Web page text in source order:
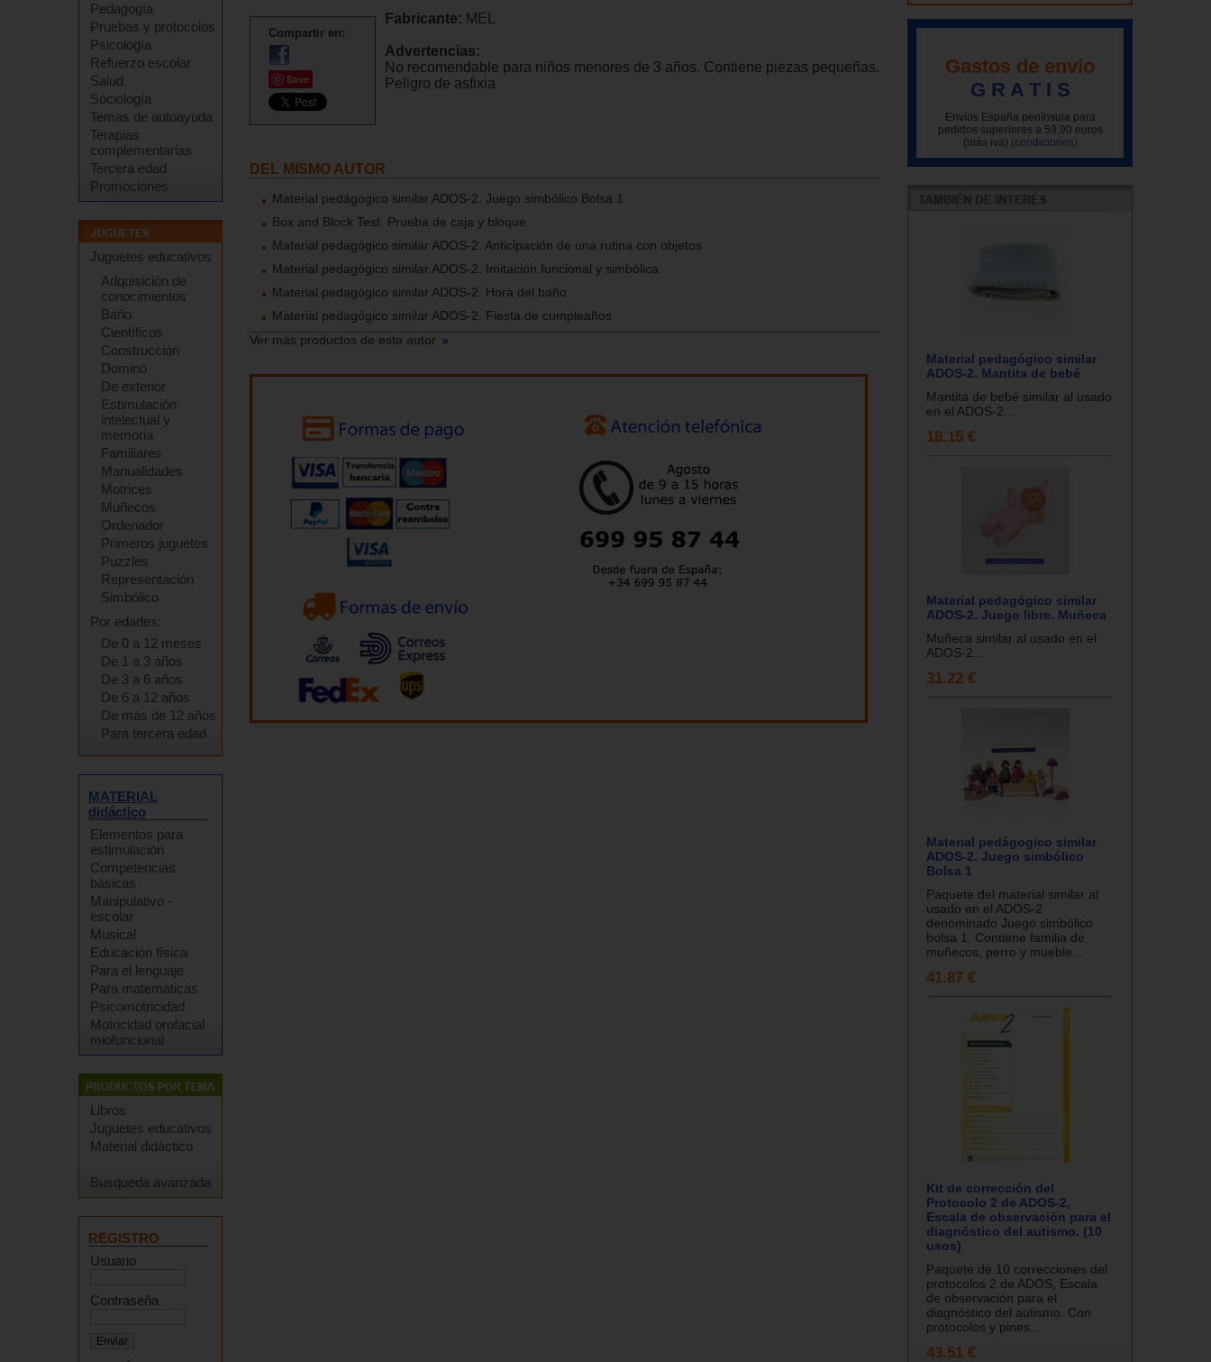
Pedagogía
Pruebas y protocolos
Psicología
Refuerzo escolar
Salud
Sociología
Temas de autoayuda
Terapias
complementarias
Tercera edad
Promociones
Juguetes educativos
Adquisición de
conocimientos
Baño
Científicos
Construcción
Dominó
De exterior
Estimulación
intelectual y
memoria
Familiares
Manualidades
Motrices
Muñecos
Ordenador
Primeros juguetes
Puzzles
Representación
Simbólico
Por edades:
De 0 a 12 meses
De 1 a 3 años
De 3 a 6 años
De 6 a 12 años
De más de 12 años
Para tercera edad
MATERIAL
didáctico
Elementos para
estimulación
Competencias
básicas
Manipulativo -
escolar
Musical
Educación física
Para el lenguaje
Para matemáticas
Psicomotricidad
Motricidad orofacial
miofuncional
Libros
Juguetes educativos
Material didáctico
Busqueda avanzada
REGISTRO
Usuario
Contraseña
Compartir en:
Save
Fabricante: MEL
Advertencias:
No recomendable para niños menores de 3 años. Contiene piezas pequeñas.
Peligro de asfixia
DEL MISMO AUTOR
Material pedágogico similar ADOS-2. Juego simbólico Bolsa 1
Box and Block Test. Prueba de caja y bloque
Material pedagógico similar ADOS-2. Anticipación de una rutina con objetos
Material pedagógico similar ADOS-2. Imitación funcional y simbólica
Material pedagógico similar ADOS-2. Hora del baño
Material pedagógico similar ADOS-2. Fiesta de cumpleaños
Ver más productos de este autor
Gastos de envío
G R A T I S
Envíos España península para
pedidos superiores a 59,90 euros
(más iva) (condiciones)
Material pedagógico similar
ADOS-2. Mantita de bebé
Mantita de bebé similar al usado
en el ADOS-2...
18.15 €
Material pedagógico similar
ADOS-2. Juego libre. Muñeca
Muñeca similar al usado en el
ADOS-2...
31.22 €
Material pedágogico similar
ADOS-2. Juego simbólico
Bolsa 1
Paquete del material similar al
usado en el ADOS-2
denominado Juego simbólico
bolsa 1. Contiene familia de
muñecos, perro y mueble...
41.87 €
Kit de corrección del
Protocolo 2 de ADOS-2,
Escala de observación para el
diagnóstico del autismo. (10
usos)
Paquete de 10 correcciones del
protocolos 2 de ADOS, Escala
de observación para el
diagnóstico del autismo. Con
protocolos y pines...
43.51 €